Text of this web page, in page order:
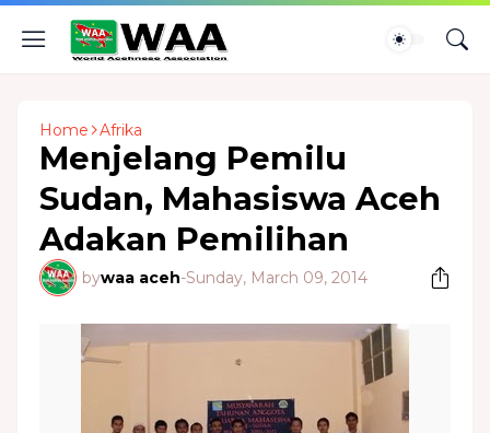
Home Afrika
Menjelang Pemilu
Sudan, Mahasiswa Aceh
Adakan Pemilihan
bywaa aceh-Sunday, March 09, 2014